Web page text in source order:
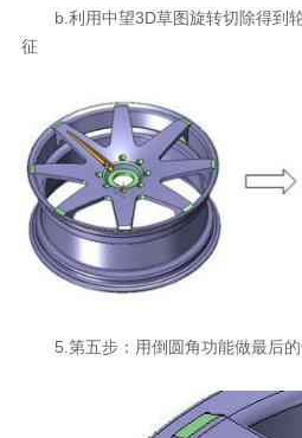
b.利用中望3D草图旋转切除得到
征
5.第五步：用倒圆角功能做最后